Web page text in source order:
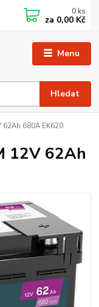
Menu
Hledat
0 ks
za 0,00 Kč
62Ah 680A EK620
12V 62Ah